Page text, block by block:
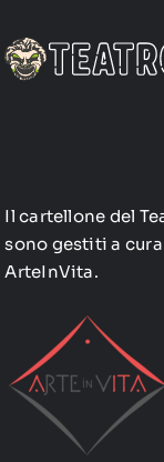
Il cartellone del
sono gestiti a
ArteInVita.